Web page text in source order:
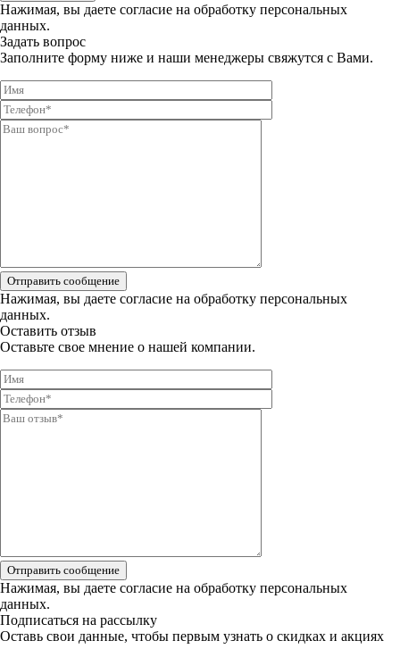
Нажимая, вы даете согласие на обработку персональных
данных.
Задать вопрос
Заполните форму ниже и наши менеджеры свяжутся с Вами.
Отправить сообщение
Нажимая, вы даете согласие на обработку персональных
данных.
Оставить отзыв
Оставьте свое мнение о нашей компании.
Отправить сообщение
Нажимая, вы даете согласие на обработку персональных
данных.
Подписаться на рассылку
Оставь свои данные, чтобы первым узнать о скидках и акциях